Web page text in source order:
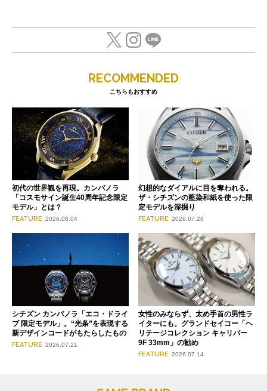
RECOMMENDED
こちらもおすすめ
初代の世界観を再現。カンパノラ
「コスモサイン誕生40周年記念限定
モデル」とは？
FEATURE 2026.08.04
幻想的なダイアルに目を奪われる。
ザ・シチズンの藍染和紙を使った限
定モデルを深掘り
FEATURE 2026.07.28
シチズン カンパノラ「エコ・ドライ
ブ 限定モデル」。“光条”を表現する
新デザインコードがもたらしたもの
FEATURE 2026.07.21
女性のみならず、太め手首の男性ラ
イターにも。グランドセイコー「ヘ
リテージコレクション キャリバー
9F 33mm」の勧め
FEATURE 2026.07.14